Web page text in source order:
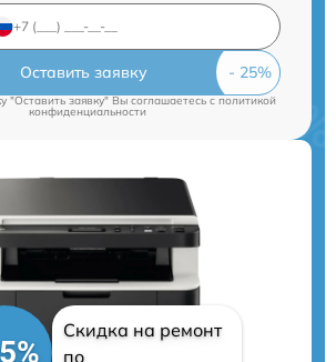
Оставить заявку
"Оставить заявку" Вы соглашаетесь cполитикой
конфиденциальности
Скидка на ремонт
по